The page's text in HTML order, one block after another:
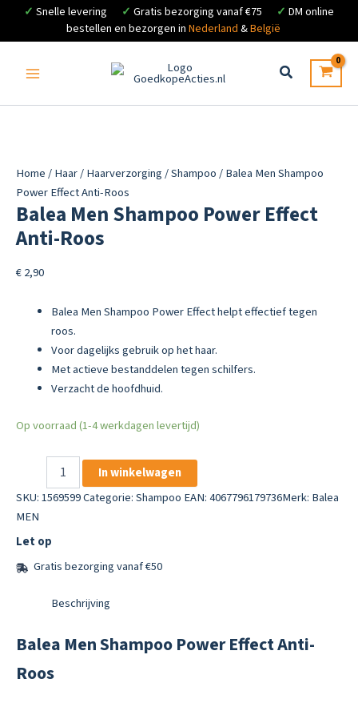
✓ Snelle levering ✓ Gratis bezorging vanaf €75 ✓ DM online
bestellen en bezorgen in Nederland &België
inhoud
Home/Haar/Haarverzorging/Shampoo/ Balea Men Shampoo
Power Effect Anti-Roos
Balea Men Shampoo Power Effect
Anti-Roos
€2,90
Balea Men Shampoo Power Effect helpt effectief tegen
roos.
Voor dagelijks gebruik op het haar.
Met actieve bestanddelen tegen schilfers.
Verzacht de hoofdhuid.
Op voorraad (1-4 werkdagen levertijd)
Shampoo
Power
Anti-
Roos
aantal
In winkelwagen
SKU:1569599Categorie:Shampoo EAN: 4067796179736Merk: Balea
MEN
Let op
Gratis bezorging vanaf €50
Beschrijving
Balea Men Shampoo Power Effect Anti-
Roos